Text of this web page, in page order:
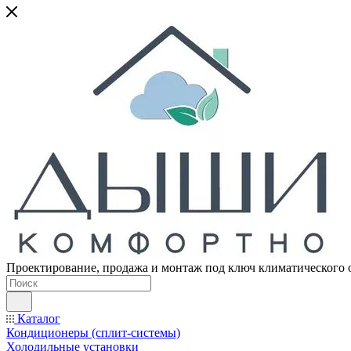
Проектирование, продажа и монтаж под ключ климатического
Каталог
Кондиционеры (сплит-системы)
Холодильные установки